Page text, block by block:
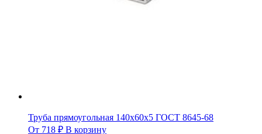
Труба прямоугольная 140х60х5 ГОСТ 8645-68
От 718 ₽ В корзину